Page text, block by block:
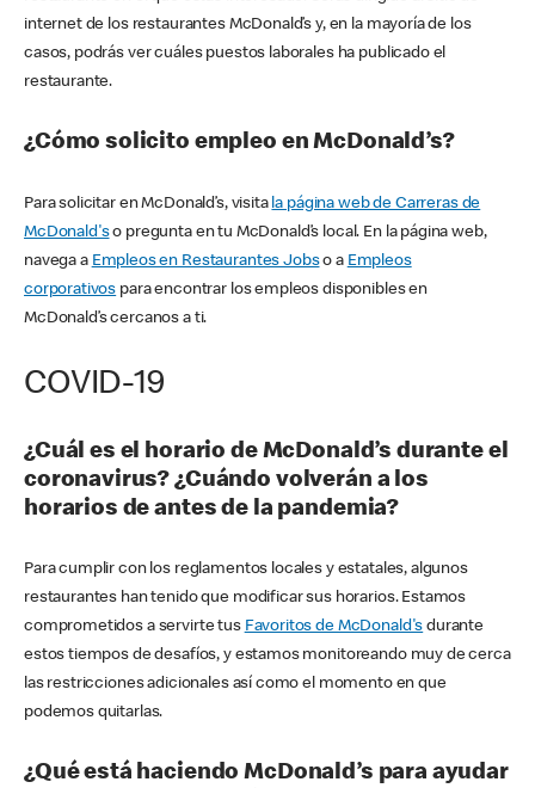
internet de los restaurantes McDonald’s y, en la mayoría de los
casos, podrás ver cuáles puestos laborales ha publicado el
restaurante.
¿Cómo solicito empleo en McDonald’s?
Para solicitar en McDonald’s, visita la página web de Carreras de
McDonald'so pregunta en tu McDonald’s local. En la página web,
navega a Empleos en Restaurantes Jobso a Empleos
corporativos para encontrar los empleos disponibles en
McDonald’s cercanos a ti.
COVID-19
¿Cuál es el horario de McDonald’s durante el
coronavirus? ¿Cuándo volverán a los
horarios de antes de la pandemia?
Para cumplir con los reglamentos locales y estatales, algunos
restaurantes han tenido que modificar sus horarios. Estamos
comprometidos a servirte tus Favoritos de McDonald's durante
estos tiempos de desafíos, y estamos monitoreando muy de cerca
las restricciones adicionales así como el momento en que
podemos quitarlas.
¿Qué está haciendo McDonald’s para ayudar